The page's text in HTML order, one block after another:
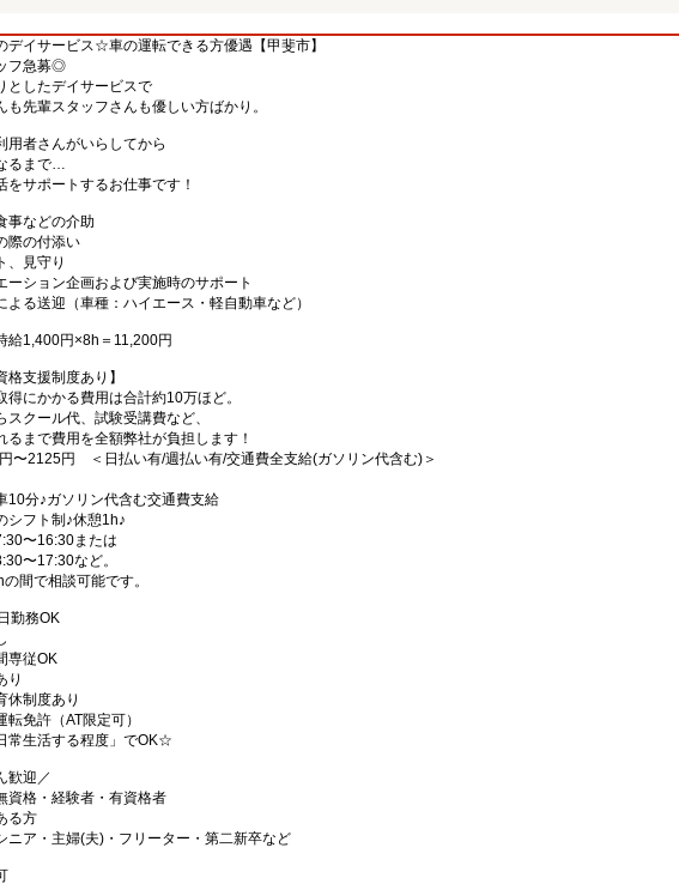
デイサービス☆車の運転できる方優遇【甲斐市】
フ急募◎
としたデイサービスで
も先輩スタッフさんも優しい方ばかり。
用者さんがいらしてから
るまで…
をサポートするお仕事です！
事などの介助
際の付添い
、見守り
ーション企画および実施時のサポート
よる送迎（車種：ハイエース・軽自動車など）
給1,400円×8h＝11,200円
格支援制度あり】
得にかかる費用は合計約10万ほど。
スクール代、試験受講費など、
るまで費用を全額弊社が負担します！
〜2125円 ＜日払い有/週払い有/交通費全支給(ガソリン代含む)＞
分♪ガソリン代含む交通費支給
シフト制♪休憩1h♪
〜16:30または
〜17:30など。
間で相談可能です。
勤務OK
専従OK
り
制度あり
免許（AT限定可）
常生活する程度」でOK☆
歓迎／
資格・経験者・有資格者
る方
ニア・主婦(夫)・フリーター・第二新卒など